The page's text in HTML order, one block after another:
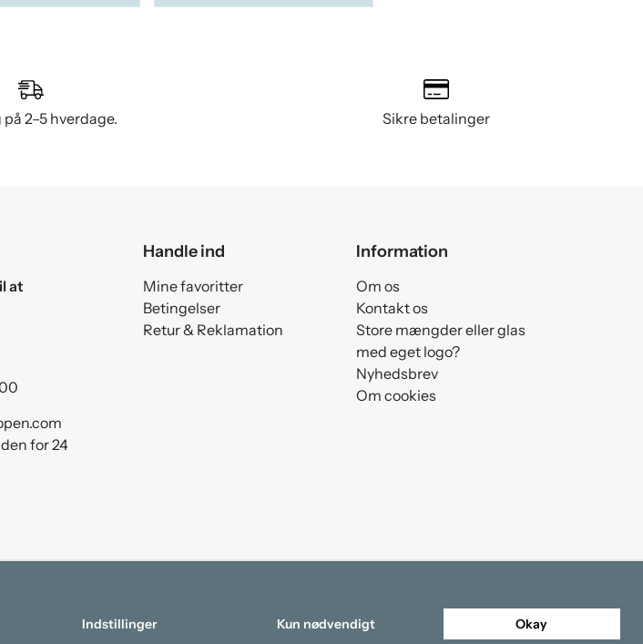
2–5 hverdage. Sikre betalinger
at
for 24
Handle ind
Mine favoritter
Betingelser
Retur & Reklamation
Information
Om os
Kontakt os
Store mængder eller glas
med eget logo?
Nyhedsbrev
Om cookies
Indstillinger Kun nødvendigt Okay